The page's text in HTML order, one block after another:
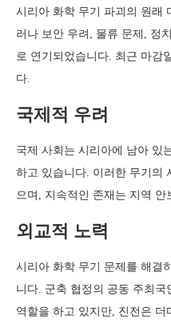
시리아 화학 무기 파괴의 원래
러나 보안 우려, 물류 문제, 정
로 연기되었습니다. 최근 마감
다.
국제적 우려
국제 사회는 시리아에 남아 있
하고 있습니다. 이러한 무기의
으며, 지속적인 존재는 지역
외교적 노력
시리아 화학 무기 문제를 해결
니다. 군축 협정의 공동 주최
역할을 하고 있지만, 진전은